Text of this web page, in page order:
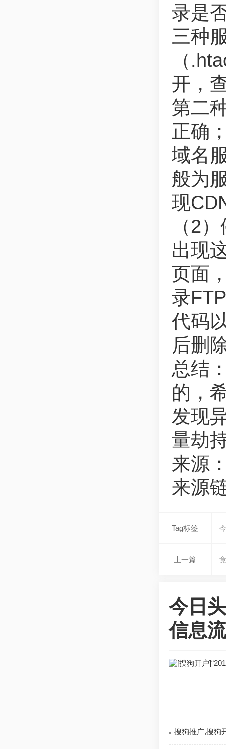
录是
三种
（
开，
第二
正确
域名
般为
现
（2
出现
页面
录
代码
后删
总结
的，
发现
量劫
来源
来源
Tag标签
上一篇
今日
信息
搜狗推广,搜狗